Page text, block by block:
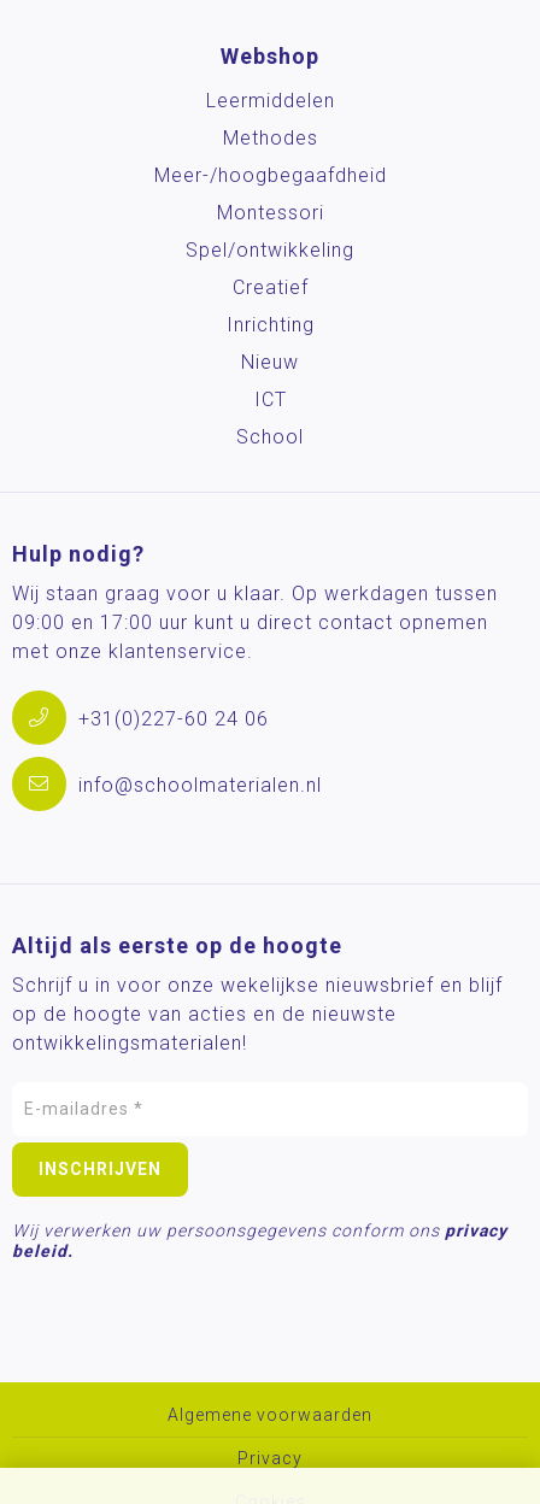
Webshop
Leermiddelen
Methodes
Meer-/hoog­begaafdheid
Montessori
Spel/ontwikkeling
Creatief
Inrichting
Nieuw
ICT
School
Hulp nodig?
Wij staan graag voor u klaar. Op werkdagen tussen
09:00 en 17:00 uur kunt u direct contact opnemen
met onze klantenservice.
+31(0)227-60 24 06
info@schoolmaterialen.nl
Altijd als eerste op de hoogte
Schrijf u in voor onze wekelijkse nieuwsbrief en blijf
op de hoogte van acties en de nieuwste
ontwikkelingsmaterialen!
Wij verwerken uw persoonsgegevens conform ons privacy
beleid.
Algemene voorwaarden
Privacy